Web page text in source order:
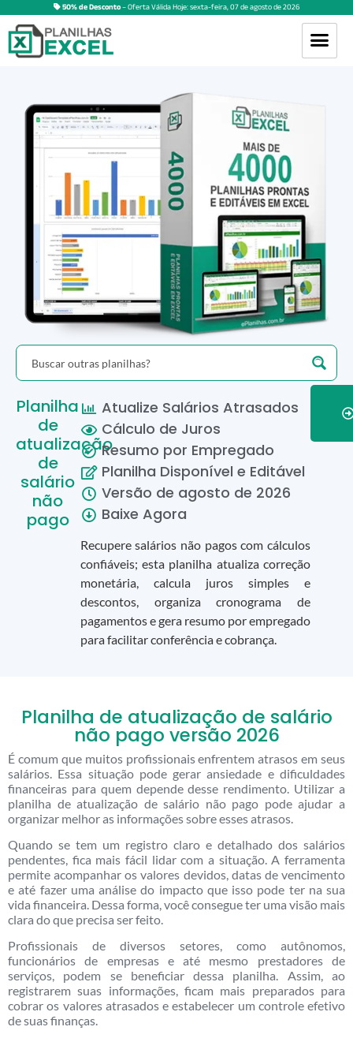
50% de Desconto– Oferta Válida Hoje:sexta-feira,07deagostode2026
Planilha
de
atualização
de
salário
não
pago
Atualize Salários Atrasados
Cálculo de Juros
Resumo por Empregado
Planilha Disponível e Editável
Versão de agosto de 2026
Baixe Agora
Recupere salários não pagos com cálculos
confiáveis; esta planilha atualiza correção
monetária, calcula juros simples e
descontos, organiza cronograma de
pagamentos e gera resumo por empregado
para facilitar conferência e cobrança.
Planilha de atualização de salário
não pago versão 2026
É comum que muitos profissionais enfrentem atrasos em seus
salários. Essa situação pode gerar ansiedade e dificuldades
financeiras para quem depende desse rendimento. Utilizar a
planilha de atualização de salário não pago pode ajudar a
organizar melhor as informações sobre esses atrasos.
Quando se tem um registro claro e detalhado dos salários
pendentes, fica mais fácil lidar com a situação. A ferramenta
permite acompanhar os valores devidos, datas de vencimento
e até fazer uma análise do impacto que isso pode ter na sua
vida financeira. Dessa forma, você consegue ter uma visão mais
clara do que precisa ser feito.
Profissionais de diversos setores, como autônomos,
funcionários de empresas e até mesmo prestadores de
serviços, podem se beneficiar dessa planilha. Assim, ao
registrarem suas informações, ficam mais preparados para
cobrar os valores atrasados e estabelecer um controle efetivo
de suas finanças.